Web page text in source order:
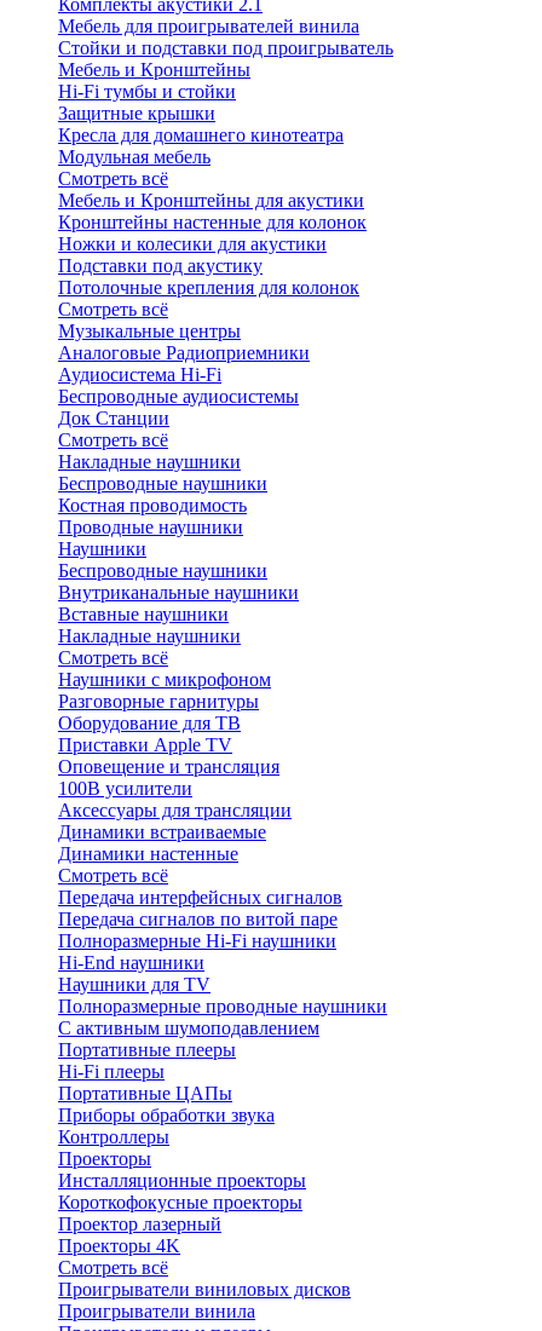
Комплекты акустики 2.1
Мебель для проигрывателей винила
Стойки и подставки под проигрыватель
Мебель и Кронштейны
Hi-Fi тумбы и стойки
Защитные крышки
Кресла для домашнего кинотеатра
Модульная мебель
Смотреть всё
Мебель и Кронштейны для акустики
Кронштейны настенные для колонок
Ножки и колесики для акустики
Подставки под акустику
Потолочные крепления для колонок
Смотреть всё
Музыкальные центры
Аналоговые Радиоприемники
Аудиосистема Hi-Fi
Беспроводные аудиосистемы
Док Станции
Смотреть всё
Накладные наушники
Беспроводные наушники
Костная проводимость
Проводные наушники
Наушники
Беспроводные наушники
Внутриканальные наушники
Вставные наушники
Накладные наушники
Смотреть всё
Наушники с микрофоном
Разговорные гарнитуры
Оборудование для ТВ
Приставки Apple TV
Оповещение и трансляция
100В усилители
Аксессуары для трансляции
Динамики встраиваемые
Динамики настенные
Смотреть всё
Передача интерфейсных сигналов
Передача сигналов по витой паре
Полноразмерные Hi-Fi наушники
Hi-End наушники
Наушники для TV
Полноразмерные проводные наушники
С активным шумоподавлением
Портативные плееры
Hi-Fi плееры
Портативные ЦАПы
Приборы обработки звука
Контроллеры
Проекторы
Инсталляционные проекторы
Короткофокусные проекторы
Проектор лазерный
Проекторы 4K
Смотреть всё
Проигрыватели виниловых дисков
Проигрыватели винила